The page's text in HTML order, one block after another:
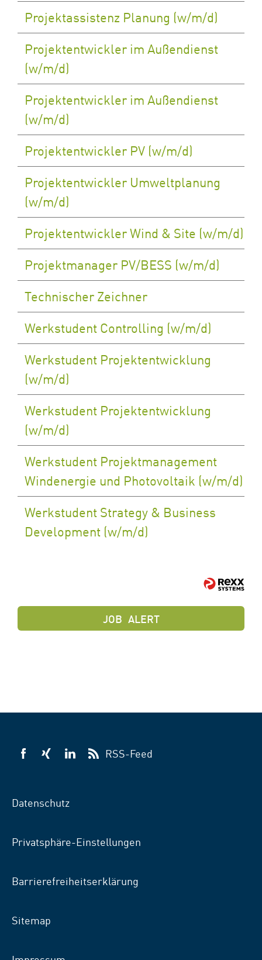
Projektassistenz Planung (w/m/d)
Projektentwickler im Außendienst
(w/m/d)
Projektentwickler im Außendienst
(w/m/d)
Projektentwickler PV (w/m/d)
Projektentwickler Umweltplanung
(w/m/d)
Projektentwickler Wind & Site (w/m/d)
Projektmanager PV/BESS (w/m/d)
Technischer Zeichner
Werkstudent Controlling (w/m/d)
Werkstudent Projektentwicklung
(w/m/d)
Werkstudent Projektentwicklung
(w/m/d)
Werkstudent Projektmanagement
Windenergie und Photovoltaik (w/m/d)
Werkstudent Strategy & Business
Development (w/m/d)
JOB ALERT
VSB auf Facebook
VSB auf Xing
VSB auf LinkedIn
RSS-Feed
Datenschutz
Privatsphäre-Einstellungen
Barrierefreiheitserklärung
Sitemap